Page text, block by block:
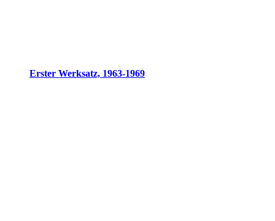
Erster Werksatz, 1963-1969